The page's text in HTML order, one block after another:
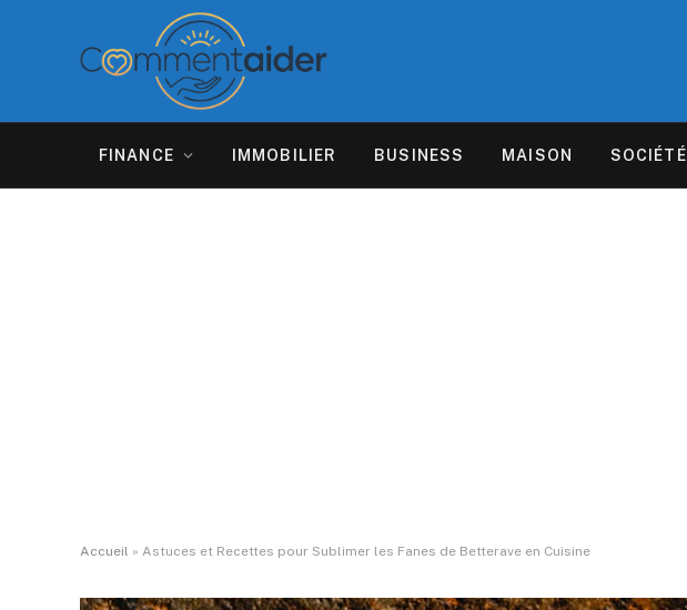
FINANCE IMMOBILIER BUSINESS MAISON SOCIÉTÉ
Accueil » Astuces et Recettes pour Sublimer les Fanes de Betterave en Cuisine